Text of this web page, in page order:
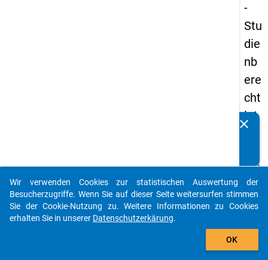
-
Stu
die
nb
ere
cht
igt
nel
s
20
clear
auto_stories
add_shopping_cart
Wir verwenden Cookies zur statistischen Auswertung der
Besucherzugriffe. Wenn Sie auf dieser Seite weitersurfen stimmen
Sie der Cookie-Nutzung zu. Weitere Informationen zu Cookies
erhalten Sie in unserer Datenschutzerkärung.
OK